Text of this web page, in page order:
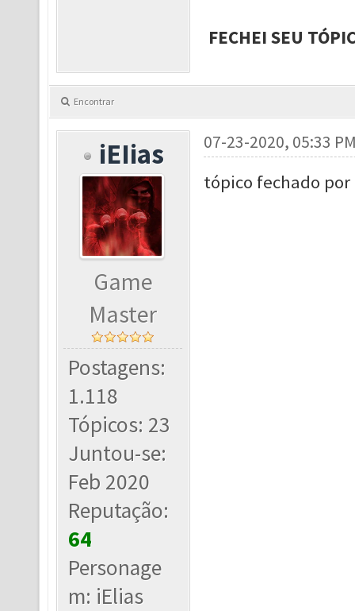
FECHEI SEU
Encontrar
iEIias
Game
Master
Postagens:
1.118
Tópicos: 23
Juntou-se:
Feb 2020
Reputação:
64
Personage
m: iElias
07-23-2020, 05:33
tópico fechado